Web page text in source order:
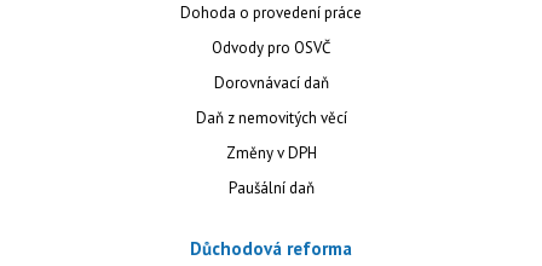
Dohoda o provedení práce
Odvody pro OSVČ
Dorovnávací daň
Daň z nemovitých věcí
Změny v DPH
Paušální daň
Důchodová reforma